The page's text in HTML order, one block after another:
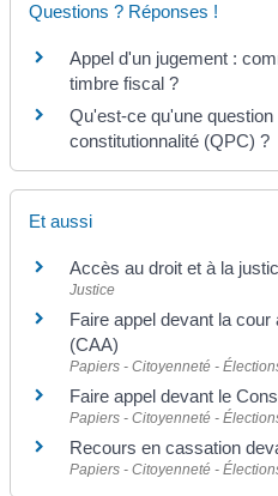
Questions ? Réponses !
Appel d'un jugement :
timbre fiscal ?
Qu'est-ce qu'une question
constitutionnalité (QPC) ?
Et aussi
Accès au droit et à la
Justice
Faire appel devant la
(CAA)
Papiers - Citoyenneté -
Faire appel devant le
Papiers - Citoyenneté -
Recours en cassation
Papiers - Citoyenneté -